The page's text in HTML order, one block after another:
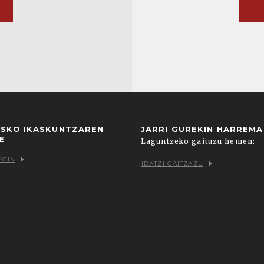
IKASKUNTZAREN
JARRI GUREKIN
Laguntzeko gaituzu hemen:
IDATZI GAITZAZU